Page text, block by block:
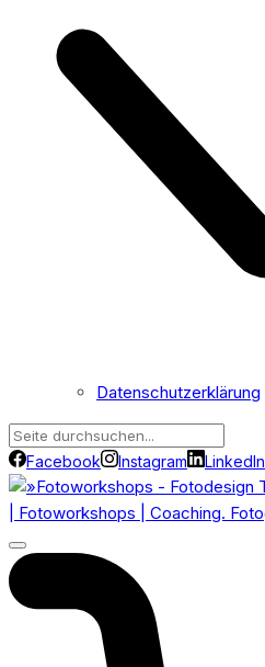
Datenschutzerklärung
Facebook Instagram LinkedIn